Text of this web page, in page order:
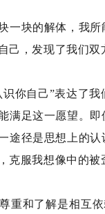
一块的解体，我
己，发现了我们双
识你自己”表达了
满足这一愿望。
途径是思想上的
克服我想像中的
重和了解是相互